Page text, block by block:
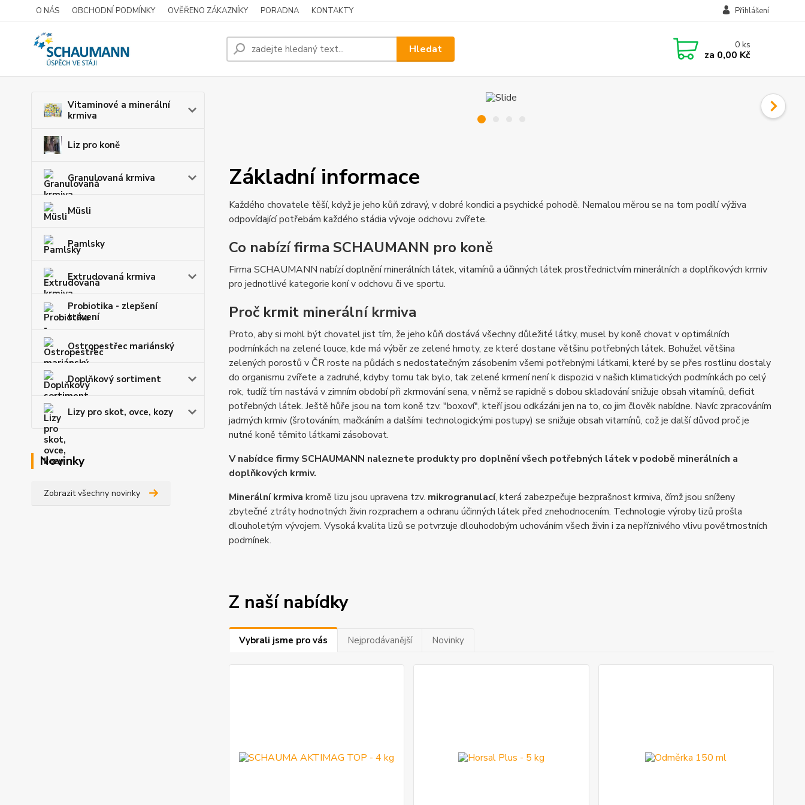
O NÁS OBCHODNÍ PODMÍNKY OVĚŘENO ZÁKAZNÍKY PORADNA KONTAKTY Přihlášení
Hledat 0ks
za 0,00 Kč
Vitaminové a minerální
krmiva
Liz pro koně
Granulovaná krmiva
Müsli
Pamlsky
Extrudovaná krmiva
Probiotika - zlepšení
trávení
Ostropestřec mariánský
Doplňkový sortiment
Lizy pro skot, ovce, kozy
Novinky
Zobrazit všechny novinky
Základní informace
Každého chovatele těší, když je jeho kůň zdravý, v dobré kondici a psychické pohodě. Nemalou měrou se na tom podílí výživa
odpovídající potřebám každého stádia vývoje odchovu zvířete.
Co nabízí firma SCHAUMANN pro koně
Firma SCHAUMANN nabízí doplnění minerálních látek, vitamínů a účinných látek prostřednictvím minerálních a doplňkových krmiv
pro jednotlivé kategorie koní v odchovu či ve sportu.
Proč krmit minerální krmiva
Proto, aby si mohl být chovatel jist tím, že jeho kůň dostává všechny důležité látky, musel by koně chovat v optimálních
podmínkách na zelené louce, kde má výběr ze zelené hmoty, ze které dostane většinu potřebných látek. Bohužel většina
zelených porostů v ČR roste na půdách s nedostatečným zásobením všemi potřebnými látkami, které by se přes rostlinu dostaly
do organismu zvířete a zadruhé, kdyby tomu tak bylo, tak zelené krmení není k dispozici v našich klimatických podmínkách po celý
rok, tudíž tím nastává v zimním období při zkrmování sena, v němž se rapidně s dobou skladování snižuje obsah vitamínů, deficit
potřebných látek. Ještě hůře jsou na tom koně tzv. "boxoví", kteří jsou odkázáni jen na to, co jim člověk nabídne. Navíc zpracováním
jadrných krmiv (šrotováním, mačkáním a dalšími technologickými postupy) se snižuje obsah vitamínů, což je další důvod proč je
nutné koně těmito látkami zásobovat.
V nabídce firmy SCHAUMANN naleznete produkty pro doplnění všech potřebných látek v podobě minerálních a
doplňkových krmiv.
Minerální krmiva kromě lizu jsou upravena tzv. mikrogranulací, která zabezpečuje bezprašnost krmiva, čímž jsou sníženy
zbytečné ztráty hodnotných živin rozprachem a ochranu účinných látek před znehodnocením. Technologie výroby lizů prošla
dlouholetým vývojem. Vysoká kvalita lizů se potvrzuje dlouhodobým uchováním všech živin i za nepříznivého vlivu povětrnostních
podmínek.
Z naší nabídky
Vybrali jsme pro vás Nejprodávanější Novinky